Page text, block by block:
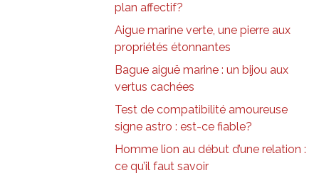
plan affectif?
Aigue marine verte, une pierre aux
propriétés étonnantes
Bague aiguë marine : un bijou aux
vertus cachées
Test de compatibilité amoureuse
signe astro : est-ce fiable?
Homme lion au début d’une relation :
ce qu’il faut savoir